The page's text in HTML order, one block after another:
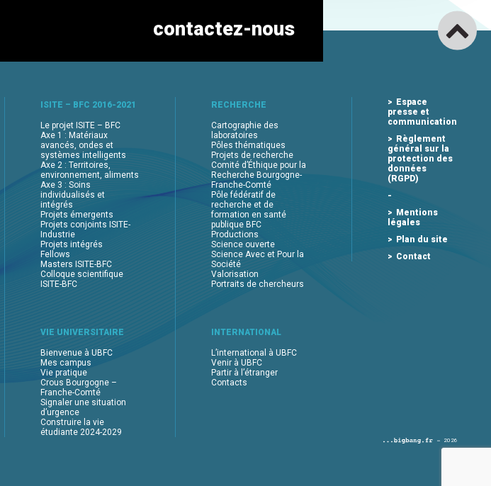
contactez-nous
ISITE – BFC 2016-2021
Le projet ISITE – BFC
Axe 1 : Matériaux
avancés, ondes et
systèmes intelligents
Axe 2 : Territoires,
environnement, aliments
Axe 3 : Soins
individualisés et
intégrés
Projets émergents
Projets conjoints ISITE-
Industrie
Projets intégrés
Fellows
Masters ISITE-BFC
Colloque scientifique
ISITE-BFC
RECHERCHE
Cartographie des
laboratoires
Pôles thématiques
Projets de recherche
Comité d’Éthique pour la
Recherche Bourgogne-
Franche-Comté
Pôle fédératif de
recherche et de
formation en santé
publique BFC
Productions
Science ouverte
Science Avec et Pour la
Société
Valorisation
Portraits de chercheurs
VIE UNIVERSITAIRE
Bienvenue à UBFC
Mes campus
Vie pratique
Crous Bourgogne –
Franche-Comté
Signaler une situation
d’urgence
Construire la vie
étudiante 2024-2029
INTERNATIONAL
L’international à UBFC
Venir à UBFC
Partir à l’étranger
Contacts
Espace
presse et
communication
Règlement
général sur la
protection des
données
(RGPD)
Mentions
légales
Plan du site
Contact
2026